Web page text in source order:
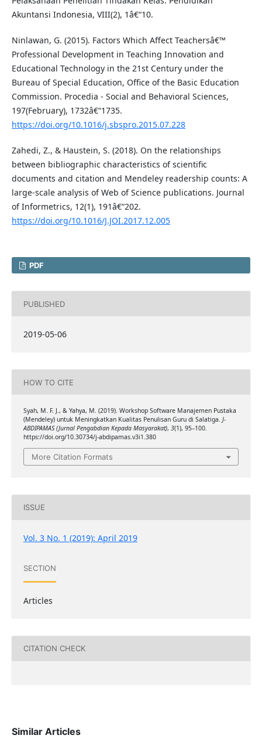
Akuntansi Indonesia, VIII(2), 1â€“10.
Ninlawan, G. (2015). Factors Which Affect Teachersâ€™
Professional Development in Teaching Innovation and
Educational Technology in the 21st Century under the
Bureau of Special Education, Office of the Basic Education
Commission. Procedia - Social and Behavioral Sciences,
197(February), 1732â€“1735.
https://doi.org/10.1016/j.sbspro.2015.07.228
Zahedi, Z., & Haustein, S. (2018). On the relationships
between bibliographic characteristics of scientific
documents and citation and Mendeley readership counts: A
large-scale analysis of Web of Science publications. Journal
of Informetrics, 12(1), 191â€“202.
https://doi.org/10.1016/J.JOI.2017.12.005
PDF
PUBLISHED
2019-05-06
HOW TO CITE
Syah, M. F. J., & Yahya, M. (2019). Workshop Software Manajemen Pustaka
(Mendeley) untuk Meningkatkan Kualitas Penulisan Guru di Salatiga. J-
ABDIPAMAS (Jurnal Pengabdian Kepada Masyarakat), 3(1), 95–100.
https://doi.org/10.30734/j-abdipamas.v3i1.380
More Citation Formats
ISSUE
Vol. 3 No. 1 (2019): April 2019
SECTION
Articles
CITATION CHECK
Similar Articles